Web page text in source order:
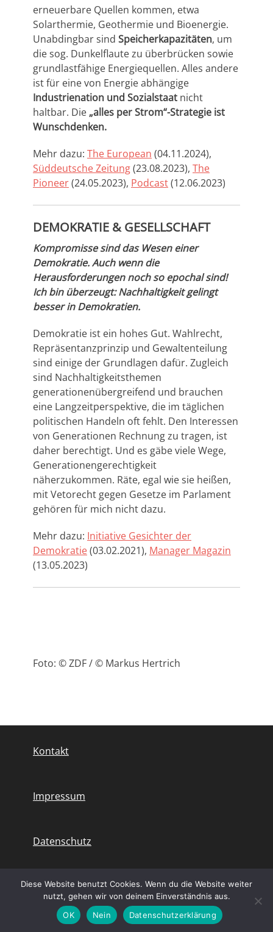
erneuerbare Quellen kommen, etwa
Solarthermie, Geothermie und Bioenergie.
Unabdingbar sind Speicherkapazitäten, um
die sog. Dunkelflaute zu überbrücken sowie
grundlastfähige Energiequellen. Alles andere
ist für eine von Energie abhängige
Industrienation und Sozialstaat nicht
haltbar. Die „alles per Strom“-Strategie ist
Wunschdenken.
Mehr dazu: The European (04.11.2024),
Süddeutsche Zeitung(23.08.2023), The
Pioneer(24.05.2023), Podcast(12.06.2023)
DEMOKRATIE & GESELLSCHAFT
Kompromisse sind das Wesen einer
Demokratie. Auch wenn die
Herausforderungen noch so epochal sind!
Ich bin überzeugt:Nachhaltigkeit gelingt
besser in Demokratien.
Demokratie ist ein hohes Gut. Wahlrecht,
Repräsentanzprinzip und Gewaltenteilung
sind einige der Grundlagen dafür. Zugleich
sind Nachhaltigkeitsthemen
generationenübergreifend und brauchen
eine Langzeitperspektive, die im täglichen
politischen Handeln oft fehlt. Den Interessen
von Generationen Rechnung zu tragen, ist
daher berechtigt. Und es gäbe viele Wege,
Generationengerechtigkeit
näherzukommen. Räte, egal wie sie heißen,
mit Vetorecht gegen Gesetze im Parlament
gehören für mich nicht dazu.
Mehr dazu: Initiative Gesichter der
Demokratie(03.02.2021), Manager Magazin
(13.05.2023)
Foto: © ZDF / © Markus Hertrich
Kontakt
Impressum
Datenschutz
Copyright © 2026 Lamia Messari-Becker. All Rights Reserved.
Parallax Frame byCatch Themes
Diese Website benutzt Cookies. Wenn du die Website weiter
nutzt, gehen wir von deinem Einverständnis aus.
OK
Nein Datenschutzerklärung